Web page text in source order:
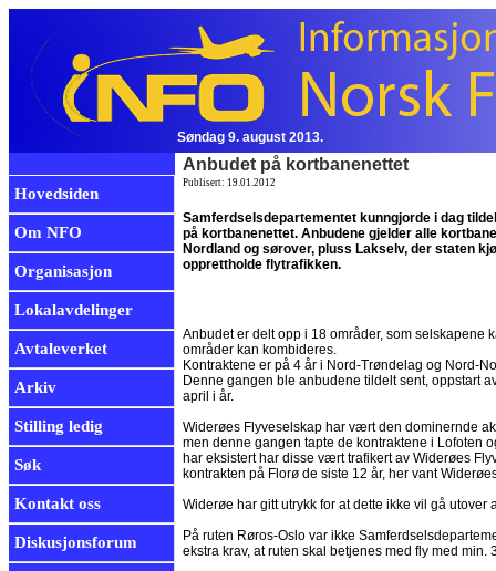
Søndag 9. august 2013.
Hovedsiden
Om NFO
Organisasjon
Lokalavdelinger
Avtaleverket
Arkiv
Stilling ledig
Søk
Kontakt oss
Diskusjonsforum
Anbudet på kortbanenettet
Publisert: 19.01.2012
Samferdselsdepartementet kunngjorde i dag
på kortbanenettet. Anbudene gjelder alle
Nordland og sørover, pluss Lakselv, der staten
opprettholde flytrafikken.
Anbudet er delt opp i 18 områder, som selskapene
områder kan kombideres.
Kontraktene er på 4 år i Nord-Trøndelag og Nord-
Denne gangen ble anbudene tildelt sent, oppstart
april i år.
Widerøes Flyveselskap har vært den dominernde
men denne gangen tapte de kontraktene i Lofoten
har eksistert har disse vært trafikert av Widerøes
kontrakten på Florø de siste 12 år, her vant
Widerøe har gitt utrykk for at dette ikke vil gå
På ruten Røros-Oslo var ikke
ekstra krav, at ruten skal betjenes med fly med min.